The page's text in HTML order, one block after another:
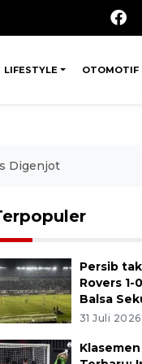
LIFESTYLE OTOMOTIF
Digenjot
Persib
Rovers
Balsa
31 Juli